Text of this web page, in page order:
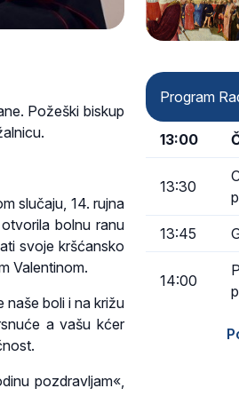
Požeški biskup
slučaju, 14. rujna
bolnu ranu
svoje kršćansko
Valentinom.
naše boli i na križu
a vašu kćer
pozdravljam«,
Program
13:00
13:30
13:45
14:00